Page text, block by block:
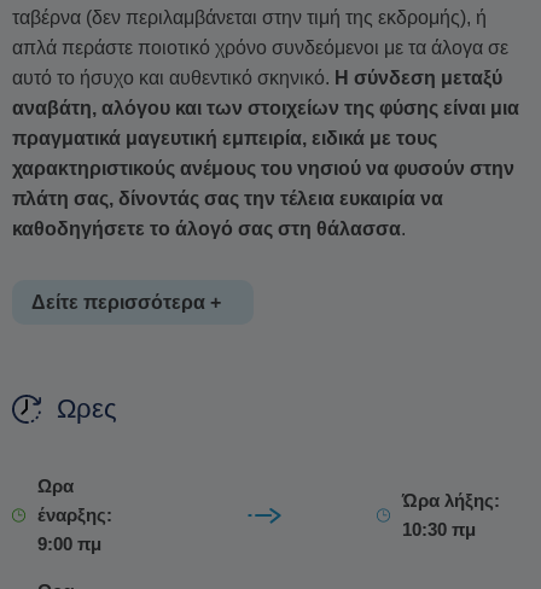
ταβέρνα (δεν περιλαμβάνεται στην τιμή της εκδρομής), ή
απλά περάστε ποιοτικό χρόνο συνδεόμενοι με τα άλογα σε
αυτό το ήσυχο και αυθεντικό σκηνικό. Η σύνδεση μεταξύ
αναβάτη, αλόγου και των στοιχείων της φύσης είναι μια
πραγματικά μαγευτική εμπειρία, ειδικά με τους
χαρακτηριστικούς ανέμους του νησιού να φυσούν στην
πλάτη σας, δίνοντάς σας την τέλεια ευκαιρία να
καθοδηγήσετε το άλογό σας στη θάλασσα.
Δείτε περισσότερα +
η καρδιά που κρύβεται από πίσω. Τα περισσότερα άλογα
εγκατάλειψης και αποτελούν μια ιστορία ανθεκτικότητας.
Μέσω υπομονής, φυσικής ιππασίας και αμέριστης
φροντίδας, τα ζώα έχουν αποκαταστήσει την εμπιστοσύνη
Ωρες
Ωρα
έναρξης:
9:00 πμ
Ώρα λήξης:
10:30 πμ